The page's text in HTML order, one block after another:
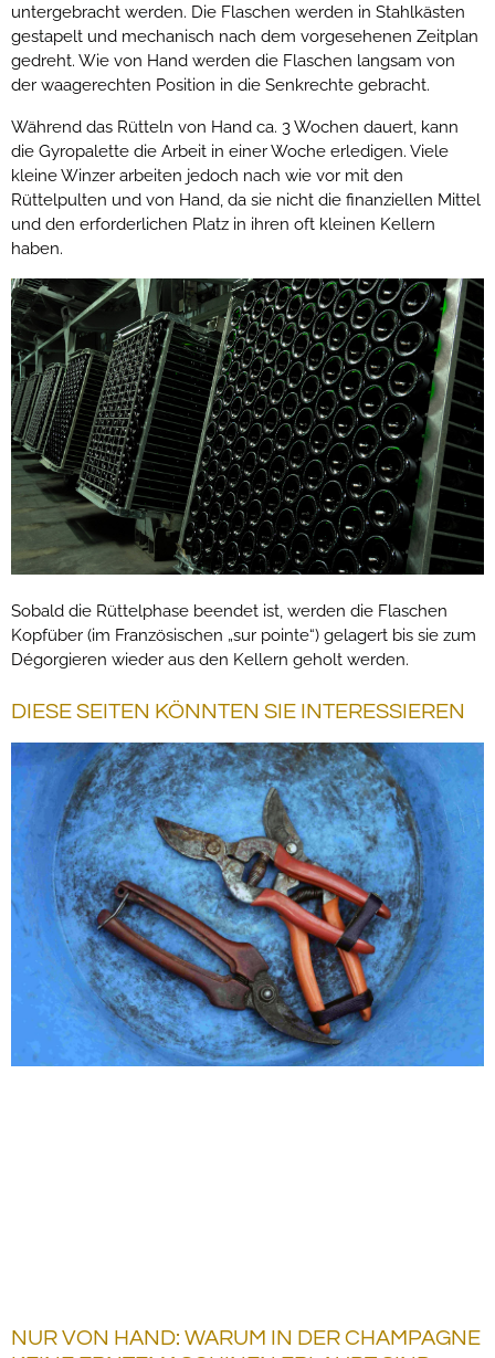
untergebracht werden. Die Flaschen werden in Stahlkästen
gestapelt und mechanisch nach dem vorgesehenen Zeitplan
gedreht. Wie von Hand werden die Flaschen langsam von
der waagerechten Position in die Senkrechte gebracht.
Während das Rütteln von Hand ca. 3 Wochen dauert, kann
die Gyropalette die Arbeit in einer Woche erledigen. Viele
kleine Winzer arbeiten jedoch nach wie vor mit den
Rüttelpulten und von Hand, da sie nicht die finanziellen Mittel
und den erforderlichen Platz in ihren oft kleinen Kellern
haben.
Sobald die Rüttelphase beendet ist, werden die Flaschen
Kopfüber (im Französischen „sur pointe“) gelagert bis sie zum
Dégorgieren wieder aus den Kellern geholt werden.
DIESE SEITEN KÖNNTEN SIE INTERESSIEREN
NUR VON HAND: WARUM IN DER CHAMPAGNE